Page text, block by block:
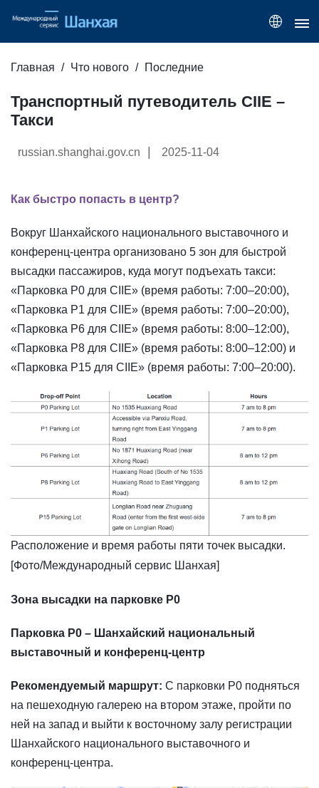
Главная Что нового Последние
Транспортный путеводитель CIIE –
Такси
russian.shanghai.gov.cn 2025-11-04
Как быстро попасть в центр?
Вокруг Шанхайского национального выставочного и
конференц-центра организовано 5 зон для быстрой
высадки пассажиров, куда могут подъехать такси:
«Парковка P0 для CIIE» (время работы: 7:00–20:00),
«Парковка P1 для CIIE» (время работы: 7:00–20:00),
«Парковка P6 для CIIE» (время работы: 8:00–12:00),
«Парковка P8 для CIIE» (время работы: 8:00–12:00) и
«Парковка P15 для CIIE» (время работы: 7:00–20:00).
Расположение и время работы пяти точек высадки.
[Фото/Международный сервис Шанхая]
Зона высадки на парковке P0
Парковка P0 – Шанхайский национальный
выставочный и конференц-центр
Рекомендуемый маршрут: С парковки P0 подняться
на пешеходную галерею на втором этаже, пройти по
ней на запад и выйти к восточному залу регистрации
Шанхайского национального выставочного и
конференц-центра.